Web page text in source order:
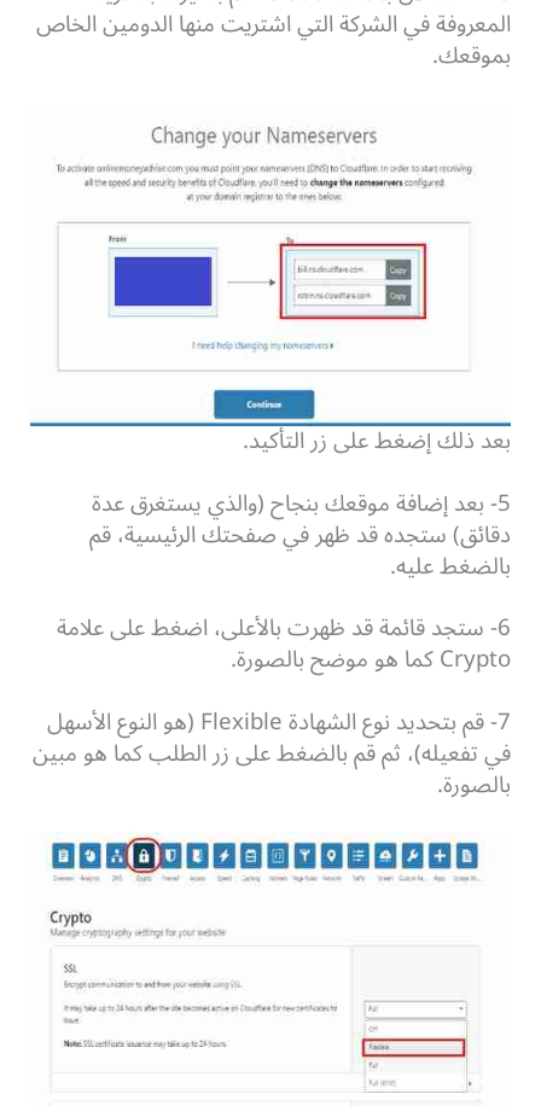
المعروفة في الشركة التي اشتريت منها الدومين الخاص
بموقعك.
بعد ذلك إضغط على زر التأكيد.
5- بعد إضافة موقعك بنجاح (والذي يستغرق عدة
دقائق) ستجده قد ظهر في صفحتك الرئيسية، قم
بالضغط عليه.
6- ستجد قائمة قد ظهرت بالأعلى، اضغط على علامة
Crypto كما هو موضح بالصورة.
7- قم بتحديد نوع الشهادة Flexible (هو النوع الأسهل
في تفعيله)، ثم قم بالضغط على زر الطلب كما هو مبين
بالصورة.